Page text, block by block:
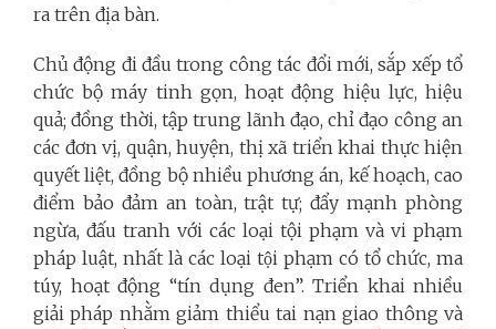
ra trên địa bàn.
Chủ động đi đầu trong công tác đổi mới, sắp xếp tổ
chức bộ máy tinh gọn, hoạt động hiệu lực, hiệu
quả; đồng thời, tập trung lãnh đạo, chỉ đạo công an
các đơn vị, quận, huyện, thị xã triển khai thực hiện
quyết liệt, đồng bộ nhiều phương án, kế hoạch, cao
điểm bảo đảm an toàn, trật tự; đẩy mạnh phòng
ngừa, đấu tranh với các loại tội phạm và vi phạm
pháp luật, nhất là các loại tội phạm có tổ chức, ma
túy, hoạt động “tín dụng đen”. Triển khai nhiều
giải pháp nhằm giảm thiểu tai nạn giao thông và